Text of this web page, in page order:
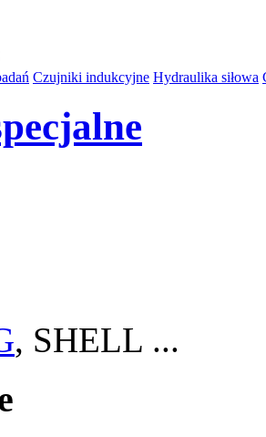
Czujniki indukcyjne Hydraulika siłowa
, SHELL ...